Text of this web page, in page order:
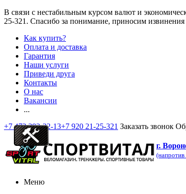
В связи с нестабильным курсом валют и
25-321 . Спасибо за понимание, приносим извинения
Как купить?
Оплата и доставка
Гарантия
Наши услуги
Приведи друга
Контакты
О нас
Вакансии
...
+7 473 292-32-13+7 920 21-25-321 Заказать звонок
г.
Меню